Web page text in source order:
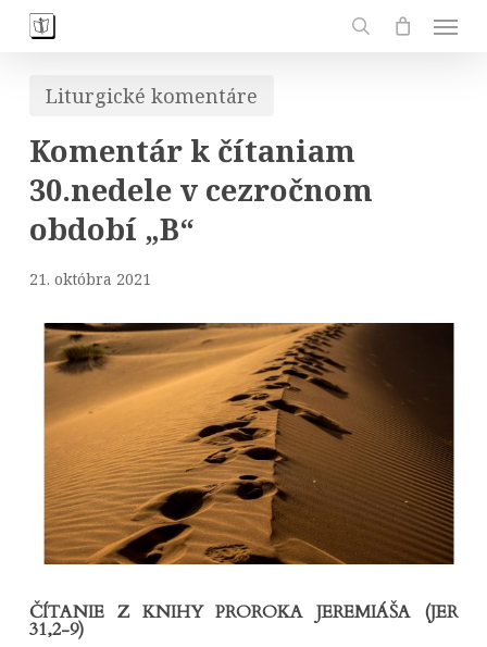
Skip
contentLiturgické komentáre
Komentár k čítaniam
30.nedele v cezročnom
období „B“
21. októbra 2021
ČÍTANIE Z KNIHY PROROKA JEREMIÁŠA (JER
31,2-9)